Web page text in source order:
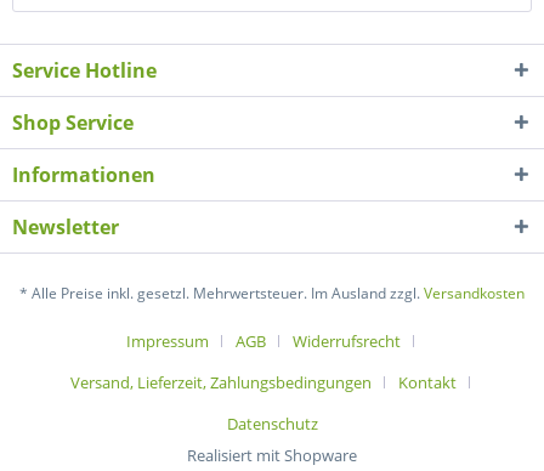
Service Hotline
Shop Service
Informationen
Newsletter
* Alle Preise inkl. gesetzl. Mehrwertsteuer. Im Ausland zzgl.Versandkosten
Impressum AGB
Widerrufsrecht
Versand, Lieferzeit, Zahlungsbedingungen
Kontakt
Datenschutz
Realisiert mit Shopware